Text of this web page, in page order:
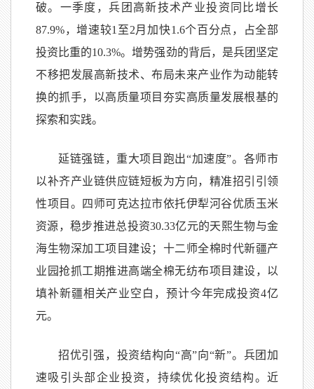
破。一季度，兵团高新技术产业投资同比增长
87.9%，增速较1至2月加快1.6个百分点，占全部
投资比重的10.3%。增势强劲的背后，是兵团坚定
不移把发展高新技术、布局未来产业作为动能转
换的抓手，以高质量项目夯实高质量发展根基的
探索和实践。
延链强链，重大项目跑出“加速度”。各师市
以补齐产业链供应链短板为方向，精准招引引领
性项目。四师可克达拉市依托伊犁河谷优质玉米
资源，稳步推进总投资30.33亿元的天熙生物与金
海生物深加工项目建设；十二师全棉时代新疆产
业园抢抓工期推进高端全棉无纺布项目建设，以
填补新疆相关产业空白，预计今年完成投资4亿
元。
招优引强，投资结构向“高”向“新”。兵团加
速吸引头部企业投资，持续优化投资结构。近